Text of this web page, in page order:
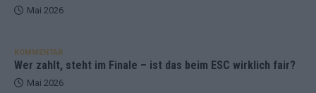
Mai 2026
KOMMENTAR
Wer zahlt, steht im Finale – ist das beim ESC wirklich fair?
Mai 2026